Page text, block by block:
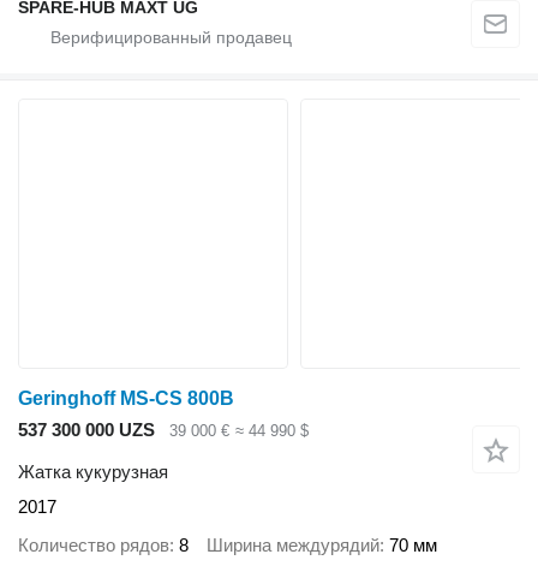
SPARE-HUB MAXT UG
Geringhoff MS-CS 800B
537 300 000 UZS
39 000 € ≈ 44 990 $
Жатка кукурузная
2017
Количество рядов 8 Ширина междурядий 70 мм